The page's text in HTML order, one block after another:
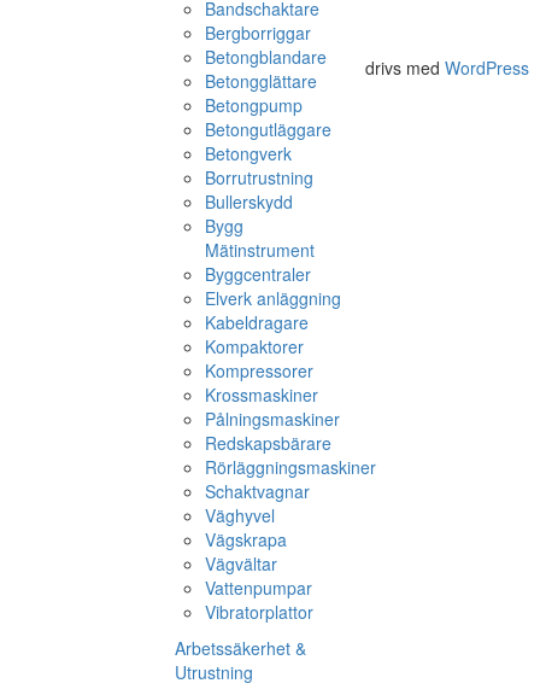
Bandschaktare
Bergborriggar
Betongblandare
Betongglättare
Betongpump
Betongutläggare
Betongverk
Borrutrustning
Bullerskydd
Bygg
Mätinstrument
Byggcentraler
Elverk anläggning
Kabeldragare
Kompaktorer
Kompressorer
Krossmaskiner
Pålningsmaskiner
Redskapsbärare
Rörläggningsmaskiner
Schaktvagnar
Väghyvel
Vägskrapa
Vägvältar
Vattenpumpar
Vibratorplattor
Arbetssäkerhet &
Utrustning
drivs med WordPress